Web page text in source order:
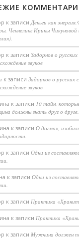
к записиДеньги как
Ченнелинг Ирины Чикуновой
к записиЗадорнов о русских
звуков
к записиЗадорнов о русских
звуков
к записи 10 тайн,
должны знать друг о друге.
к записиО догмах,
к записиОдни из
к записиОдни из
к записиПрактика
к записиПрактика
к записиМужчина должен